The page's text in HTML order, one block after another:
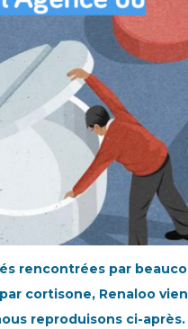
rencontrées par
cortisone, Renaloo
reproduisons ci-après.